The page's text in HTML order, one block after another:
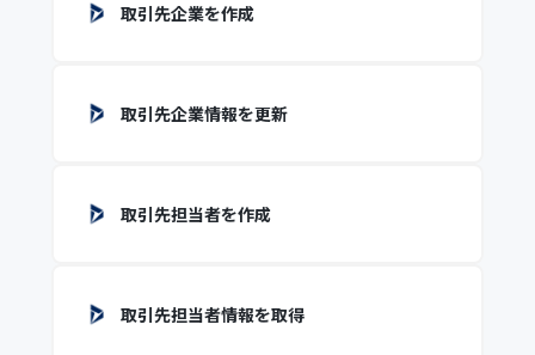
取引先企業を作成
取引先企業情報を更新
取引先担当者を作成
取引先担当者情報を取得